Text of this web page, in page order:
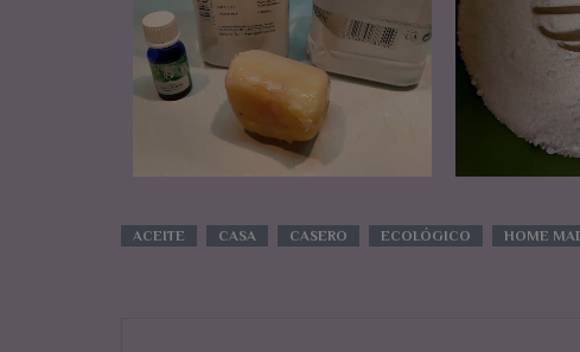
ACEITE CASA CASERO ECOLÓGICO HOME